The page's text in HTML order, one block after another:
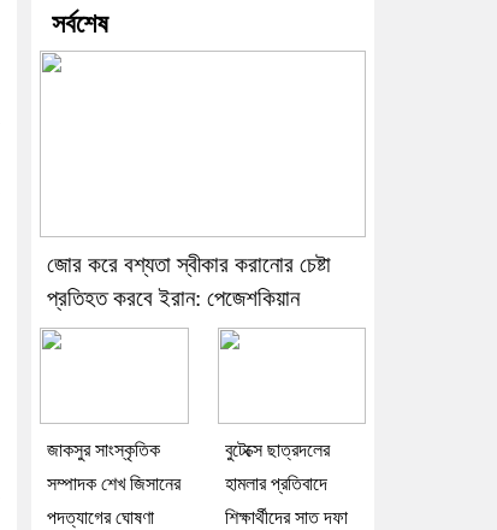
সর্বশেষ
জোর করে বশ্যতা স্বীকার করানোর চেষ্টা
প্রতিহত করবে ইরান: পেজেশকিয়ান
জাকসুর সাংস্কৃতিক
সম্পাদক শেখ জিসানের
পদত্যাগের ঘোষণা
বুটেক্সে ছাত্রদলের
হামলার প্রতিবাদে
শিক্ষার্থীদের সাত দফা